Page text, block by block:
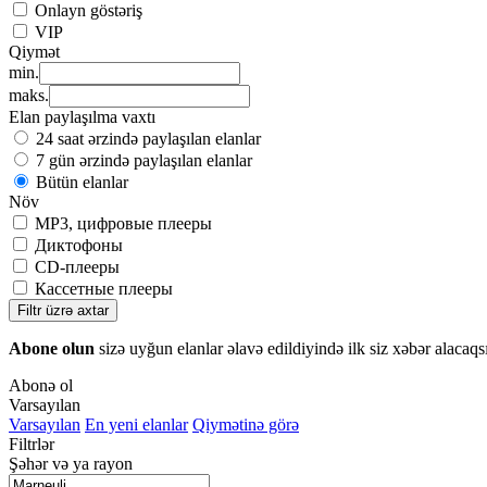
Onlayn göstəriş
VIP
Qiymət
min.
maks.
Elan paylaşılma vaxtı
24 saat ərzində paylaşılan elanlar
7 gün ərzində paylaşılan elanlar
Bütün elanlar
Növ
MP3, цифровые плееры
Диктофоны
CD-плееры
Кассетные плееры
Filtr üzrə axtar
Abone olun sizə uyğun elanlar əlavə edildiyində ilk siz xəbər
Abonə ol
Varsayılan
Varsayılan En yeni elanlar Qiymətinə görə
Filtrlər
Şəhər və ya rayon